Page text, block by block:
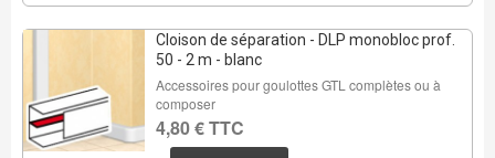
Cloison de séparation - DLP monobloc prof.
50 - 2 m - blanc
Accessoires pour goulottes GTL complètes ou à
composer
4,80 € TTC